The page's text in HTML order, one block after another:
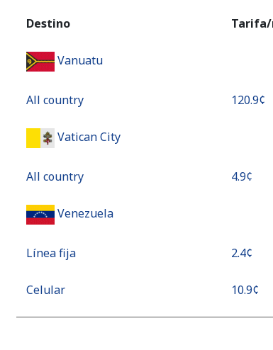
Destino
Vanuatu
All country ⁦120.9¢⁩
Vatican City
All country ⁦4.9¢⁩
Venezuela
Línea fija ⁦2.4¢⁩
Celular ⁦10.9¢⁩